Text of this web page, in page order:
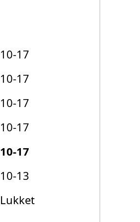
10-17
10-17
10-17
10-17
10-17
10-13
Lukket